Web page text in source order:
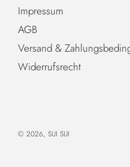
Impressum
AGB
Versand &
Widerrufsrecht
© 2026, SUI SUI